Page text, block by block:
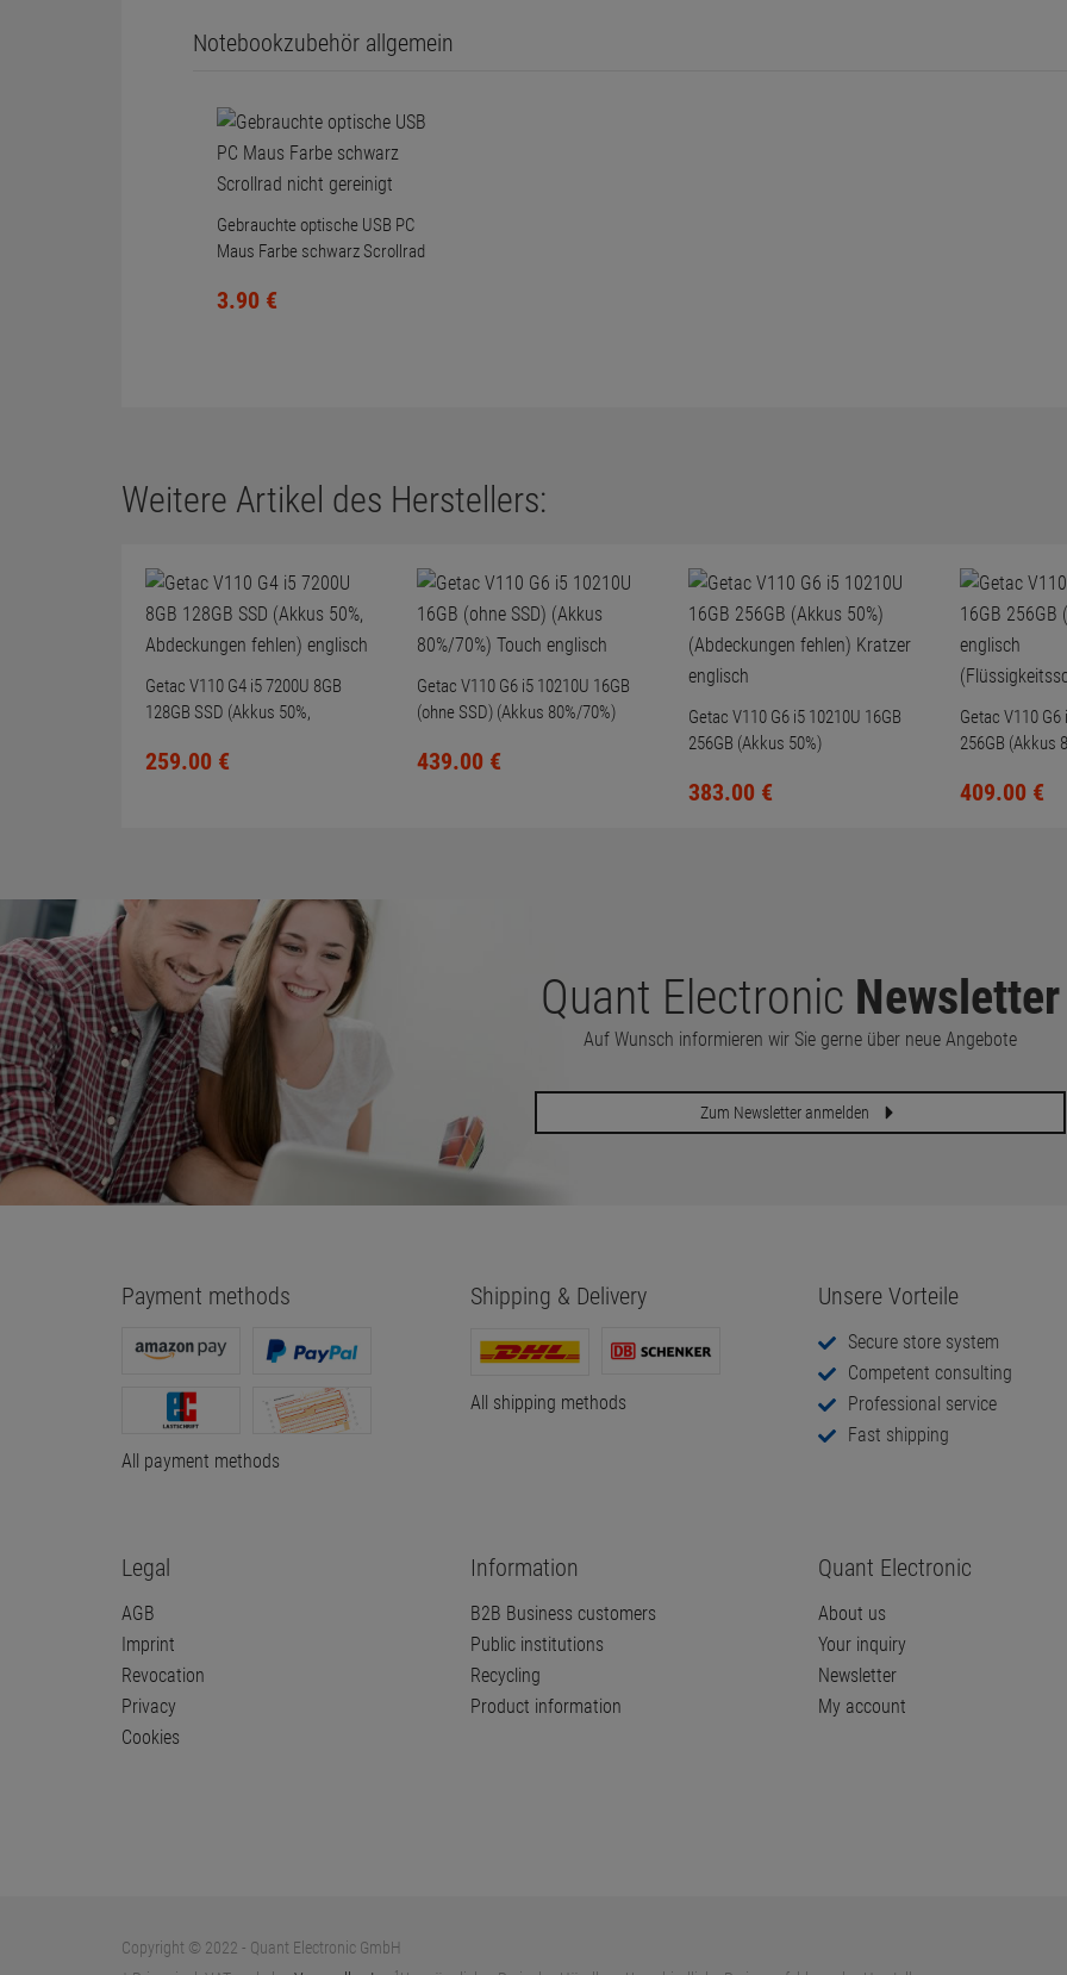
Notebookzubehör allgemein
Gebrauchte optische USB PC
Maus Farbe schwarz Scrollrad
3.90 €
Weitere Artikel des Herstellers:
Getac V110 G4 i5 7200U 8GB
128GB SSD (Akkus 50%,
259.00 €
Getac V110 G6 i5 10210U 16GB
(ohne SSD) (Akkus 80%/70%)
439.00 €
Getac V110 G6 i5 10210U 16GB
256GB (Akkus 50%)
englisch
383.00 €
Getac V110 G6
256GB (Akkus
409.00 €
Quant Electronic Newsletter
Auf Wunsch informieren wir Sie gerne über neue Angebote
Zum Newsletter anmelden
Payment methods
All payment methods
Shipping & Delivery
All shipping methods
Unsere Vorteile
Secure store system
Competent consulting
Professional service
Fast shipping
Legal
AGB
Imprint
Revocation
Privacy
Cookies
Information
B2B Business customers
Public institutions
Recycling
Product information
Quant Electronic
About us
Your inquiry
Newsletter
My account
Copyright © 2022 - Quant Electronic GmbH